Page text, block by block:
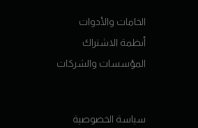
الخامات والأدوات
أنظمة الاشتراك
المؤسسات والشركات
سياسة الخصوصية